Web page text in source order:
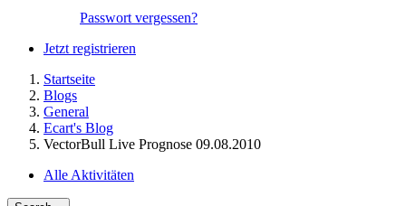
Passwort vergessen?
Jetzt registrieren
Startseite
Blogs
General
Ecart's Blog
VectorBull Live Prognose 09.08.2010
Alle Aktivitäten